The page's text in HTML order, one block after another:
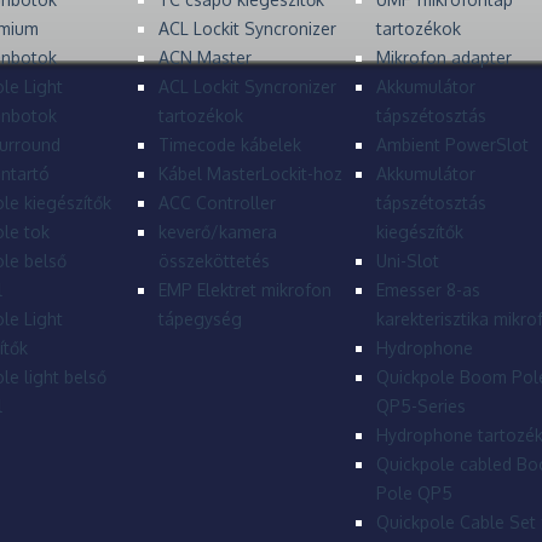
Light
kiegészítők
tok
belső
Light
light belső
ACL Lockit Syncronizer
ACN Master
ACL Lockit Syncronizer
tartozékok
Timecode kábelek
Kábel MasterLockit-hoz
ACC Controller
keverő/kamera
összeköttetés
EMP Elektret mikrofon
tápegység
tartozékok
Mikrofon adapter
Akkumulátor
tápszétosztás
Ambient PowerSlot
Akkumulátor
tápszétosztás
kiegészítők
Uni-Slot
Emesser 8-as
karekterisztika
Hydrophone
Quickpole Boom
QP5-Series
Hydrophone
Quickpole cabled
Pole QP5
Quickpole Cable Set